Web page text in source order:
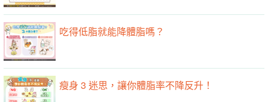
吃得低脂就能降體脂嗎？
瘦身 3 迷思，讓你體脂率不降反升！